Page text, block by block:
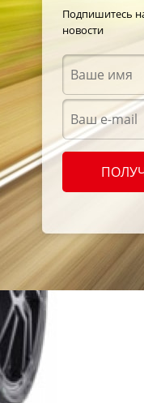
Подпишитесь
новости